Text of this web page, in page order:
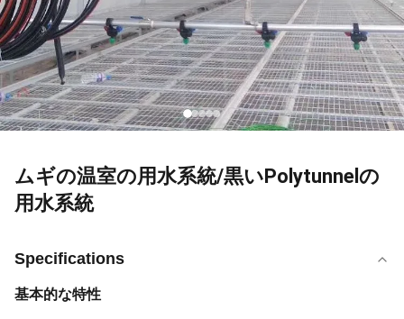
ムギの温室の用水系統/黒いPolytunnelの
用水系統
Specifications
基本的な特性